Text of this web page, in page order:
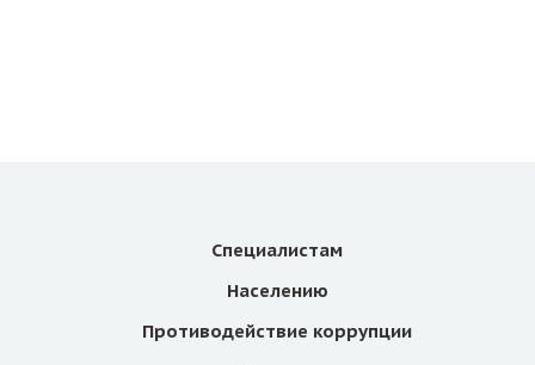
Специалистам
Населению
Противодействие коррупции